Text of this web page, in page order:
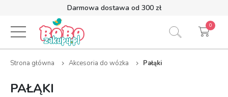
Darmowa dostawa od 300 zł
0
Strona główna Akcesoria do wózka Pałąki
PAŁĄKI